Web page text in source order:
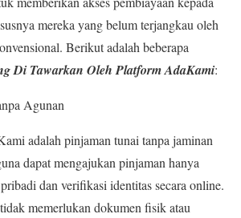
mereka yang belum terjangkau oleh
Berikut adalah beberapa
Di Tawarkan Oleh Platform AdaKami:
Agunan
adalah pinjaman tunai tanpa jaminan
dapat mengajukan pinjaman hanya
dan verifikasi identitas secara online.
memerlukan dokumen fisik atau